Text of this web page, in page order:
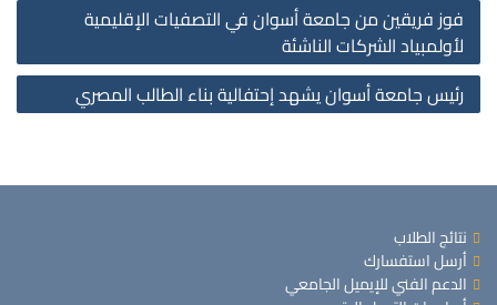
فوز فريقين من جامعة أسوان في التصفيات الإقليمية
لأولمبياد الشركات الناشئة
رئيس جامعة أسوان يشهد إحتفالية بناء الطالب المصري
نتائج الطلاب
أرسل استفسارك
الدعم الفني للإيميل الجامعي